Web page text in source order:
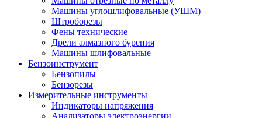
Машины углошлифовальные (УШМ)
Штроборезы
Фены технические
Дрели алмазного бурения
Машины шлифовальные
Бензоинструмент
Бензопилы
Бензорезы
Измерительные инструменты
Индикаторы напряжения
Анализаторы электроэнергии